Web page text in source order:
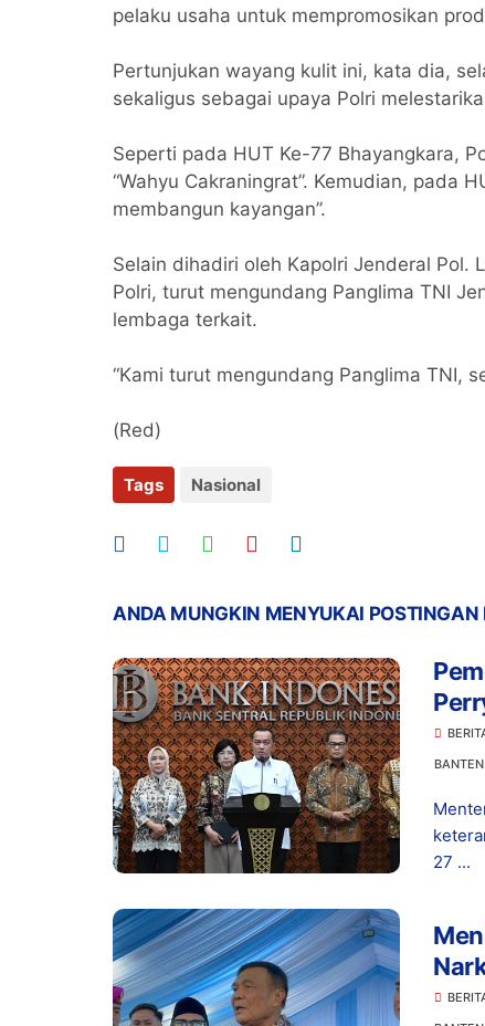
pelaku usaha untuk mempromosikan
Pertunjukan wayang kulit ini, kata dia,
sekaligus sebagai upaya Polri
Seperti pada HUT Ke-77 Bhayangkara,
“Wahyu Cakraningrat”. Kemudian, pada
membangun kayangan”.
Selain dihadiri oleh Kapolri Jenderal
Polri, turut mengundang Panglima TNI
lembaga terkait.
“Kami turut mengundang Panglima TNI,
(Red)
Tags Nasional
ANDA MUNGKIN MENYUKAI POSTINGAN
BANTEN
27 ...